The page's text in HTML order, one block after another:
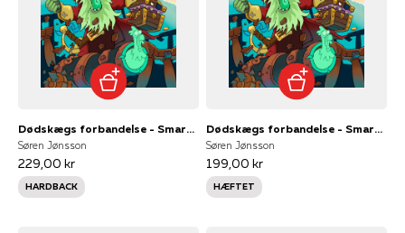
Dødskægs forbandelse - Smart Book
Søren Jønsson
229,00 kr
HARDBACK
Dødskægs forbandelse - Smart Book
Søren Jønsson
199,00 kr
HÆFTET